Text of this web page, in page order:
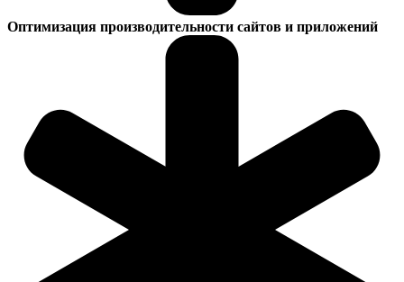
Оптимизация производительности сайтов и приложений